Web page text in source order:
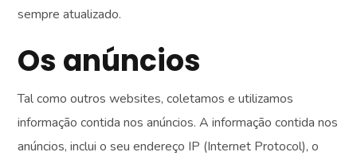
sempre atualizado.
Os anúncios
Tal como outros websites, coletamos e utilizamos
informação contida nos anúncios. A informação contida nos
anúncios, inclui o seu endereço IP (Internet Protocol), o